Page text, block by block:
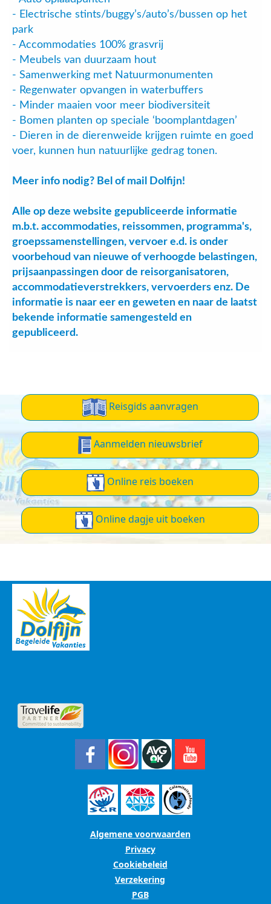
- Electrische stints/buggy’s/auto’s/bussen op het
park
- Accommodaties 100% grasvrij
- Meubels van duurzaam hout
- Samenwerking met Natuurmonumenten
- Regenwater opvangen in waterbuffers
- Minder maaien voor meer biodiversiteit
- Bomen planten op speciale ‘boomplantdagen’
- Dieren in de dierenweide krijgen ruimte en goed
voer, kunnen hun natuurlijke gedrag tonen.
Meer info nodig? Bel of mail Dolfijn!
Alle op deze website gepubliceerde informatie
m.b.t. accommodaties, reissommen, programma's,
groepssamenstellingen, vervoer e.d. is onder
voorbehoud van nieuwe of verhoogde belastingen,
prijsaanpassingen door de reisorganisatoren,
accommodatieverstrekkers, vervoerders enz. De
informatie is naar eer en geweten en naar de laatst
bekende informatie samengesteld en
gepubliceerd.
Reisgids aanvragen
Aanmelden nieuwsbrief
Online reis boeken
Online dagje uit boeken
Algemene voorwaarden
Privacy
Cookiebeleid
Verzekering
PGB